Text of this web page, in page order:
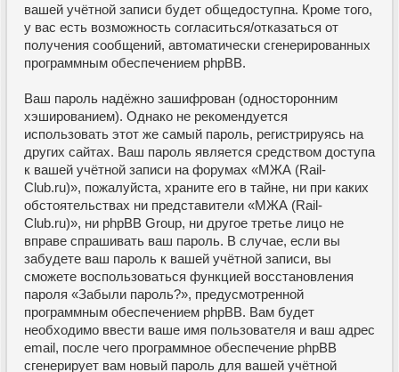
вашей учётной записи будет общедоступна. Кроме того,
у вас есть возможность согласиться/отказаться от
получения сообщений, автоматически сгенерированных
программным обеспечением phpBB.
Ваш пароль надёжно зашифрован (односторонним
хэшированием). Однако не рекомендуется
использовать этот же самый пароль, регистрируясь на
других сайтах. Ваш пароль является средством доступа
к вашей учётной записи на форумах «МЖА (Rail-
Club.ru)», пожалуйста, храните его в тайне, ни при каких
обстоятельствах ни представители «МЖА (Rail-
Club.ru)», ни phpBB Group, ни другое третье лицо не
вправе спрашивать ваш пароль. В случае, если вы
забудете ваш пароль к вашей учётной записи, вы
сможете воспользоваться функцией восстановления
пароля «Забыли пароль?», предусмотренной
программным обеспечением phpBB. Вам будет
необходимо ввести ваше имя пользователя и ваш адрес
email, после чего программное обеспечение phpBB
сгенерирует вам новый пароль для вашей учётной